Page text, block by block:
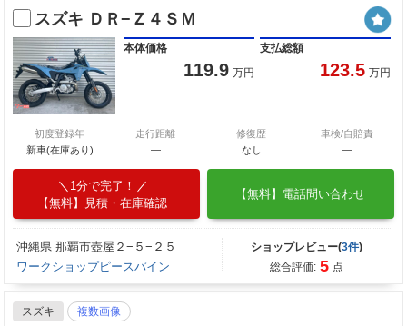
スズキ ＤＲ−Ｚ４ＳＭ
本体価格
119.9 万円
支払総額
123.5 万円
初度登録年
新車(在庫あり)
走行距離
―
修復歴
なし
車検/自賠責
―
1分で完了！
【無料】見積・在庫確認
【無料】電話問い合わせ
沖縄県 那覇市壺屋２−５−２５
ワークショップピースパイン
ショップレビュー(3件)
総合評価: 5 点
スズキ 複数画像